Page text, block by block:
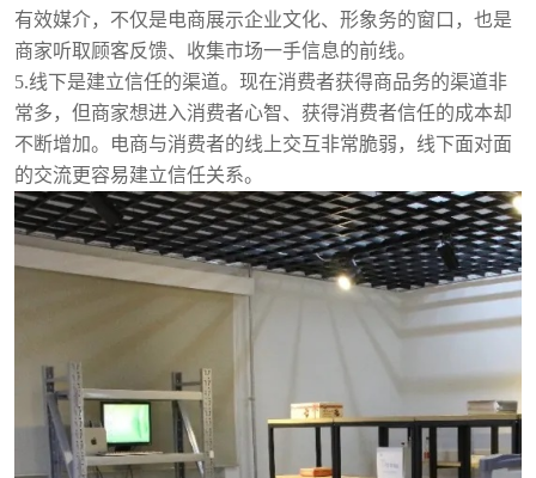
有效媒介，不仅是电商展示企业文化、形象务的窗口，也是
商家听取顾客反馈、收集市场一手信息的前线。
5.线下是建立信任的渠道。现在消费者获得商品务的渠道非
常多，但商家想进入消费者心智、获得消费者信任的成本却
不断增加。电商与消费者的线上交互非常脆弱，线下面对面
的交流更容易建立信任关系。